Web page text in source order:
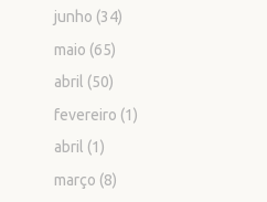
junho (34)
maio (65)
abril (50)
fevereiro (1)
abril (1)
março (8)